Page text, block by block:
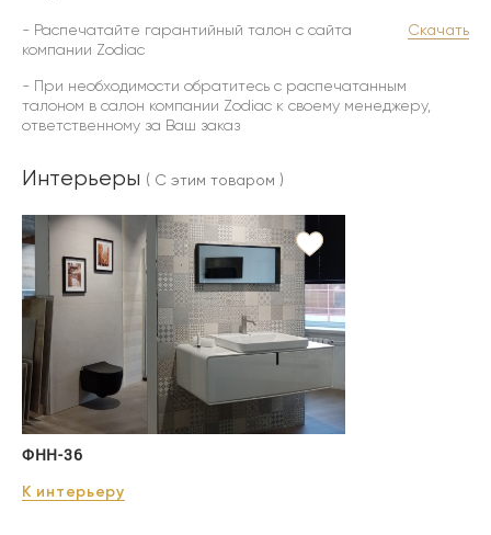
- Распечатайте гарантийный талон с сайта
компании Zodiac
Скачать
- При необходимости обратитесь с распечатанным
талоном в салон компании Zodiac к своему менеджеру,
ответственному за Ваш заказ
Интерьеры ( С этим товаром )
ФНН-36
К интерьеру